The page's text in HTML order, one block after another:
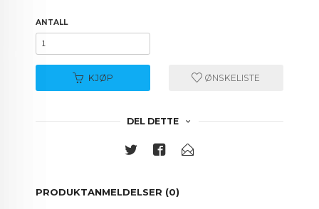
ANTALL
KJØP ØNSKELISTE
DEL DETTE
PRODUKTANMELDELSER (0)